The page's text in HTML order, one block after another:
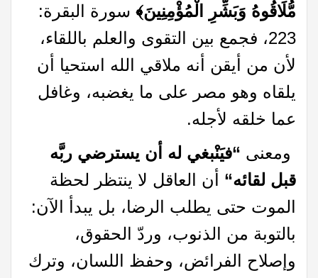
مُّلَاقُوهُ وَبَشِّرِ الْمُؤْمِنِينَ﴾ سورة البقرة:
223، فجمع بين التقوى والعلم باللقاء،
لأن من أيقن أنه ملاقي الله استحيا أن
يلقاه وهو مصر على ما يغضبه، وغافل
عما خلقه لأجله.
ومعنى “فيَنْبغي له أن يسترضي ربَّه
قبل لقائه“ أن العاقل لا ينتظر لحظة
الموت حتى يطلب الرضا، بل يبدأ الآن:
بالتوبة من الذنوب، وردّ الحقوق،
وإصلاح الفرائض، وحفظ اللسان، وترك